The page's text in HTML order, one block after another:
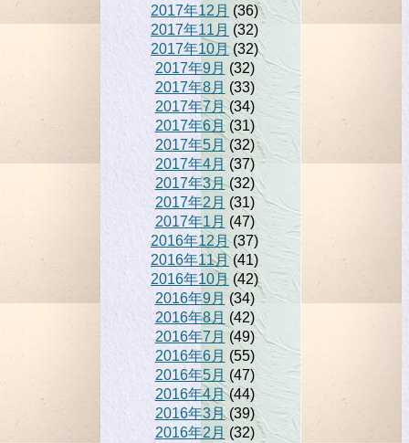
2017年12月 (36)
2017年11月 (32)
2017年10月 (32)
2017年9月 (32)
2017年8月 (33)
2017年7月(34)
2017年6月(31)
2017年5月 (32)
2017年4月(37)
2017年3月(32)
2017年2月 (31)
2017年1月 (47)
2016年12月(37)
2016年11月(41)
2016年10月 (42)
2016年9月(34)
2016年8月 (42)
2016年7月 (49)
2016年6月 (55)
2016年5月 (47)
2016年4月(44)
2016年3月(39)
2016年2月 (32)